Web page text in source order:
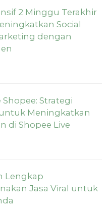
2 Minggu Terakhir
Social
dengan
Shopee: Strategi
Meningkatkan
di Shopee Live
Lengkap
Jasa Viral untuk